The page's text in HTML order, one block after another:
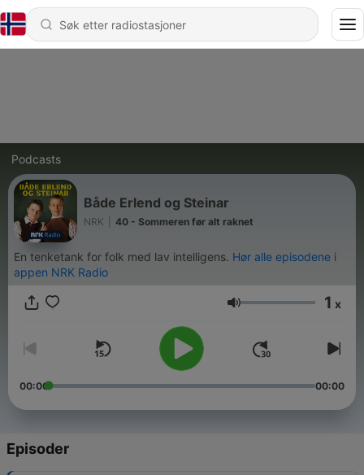
Podcasts
Både Erlend og Steinar
NRK 40 - Sommeren før alt raknet
En tenketank for folk med lav intelligens. Hør alle episodene i
appen NRK Radio
Volum 1 x
00:00 00:00
Episoder